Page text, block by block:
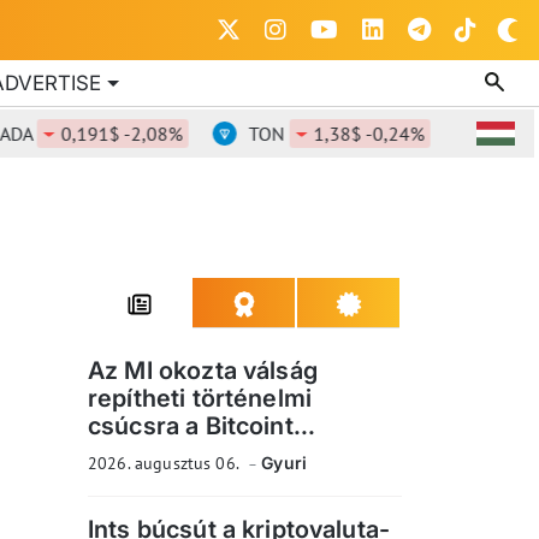
-2,08% TON 1,38$ -0,24%
Az MI okozta válság
repítheti történelmi
csúcsra a Bitcoint...
2026. augusztus 06. Gyuri
Ints búcsút a kriptovaluta-